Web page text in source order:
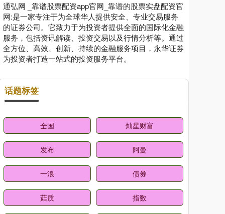
通弘网 _靠谱股票配资app官网_靠谱的股票实盘配资官
网:是一家专注于为全球华人提供安全、专业交易服务
的证券公司。它致力于为投资者提供全面的国际化金融
服务，包括资讯解读、投资交易以及行情分析等。通过
全方位、高效、创新、持续的金融服务项目，永华证券
为投资者打造一站式的投资服务平台。
话题标签
全国 灿星财富
发布 阿曼
一浪 债券
菇质 指数